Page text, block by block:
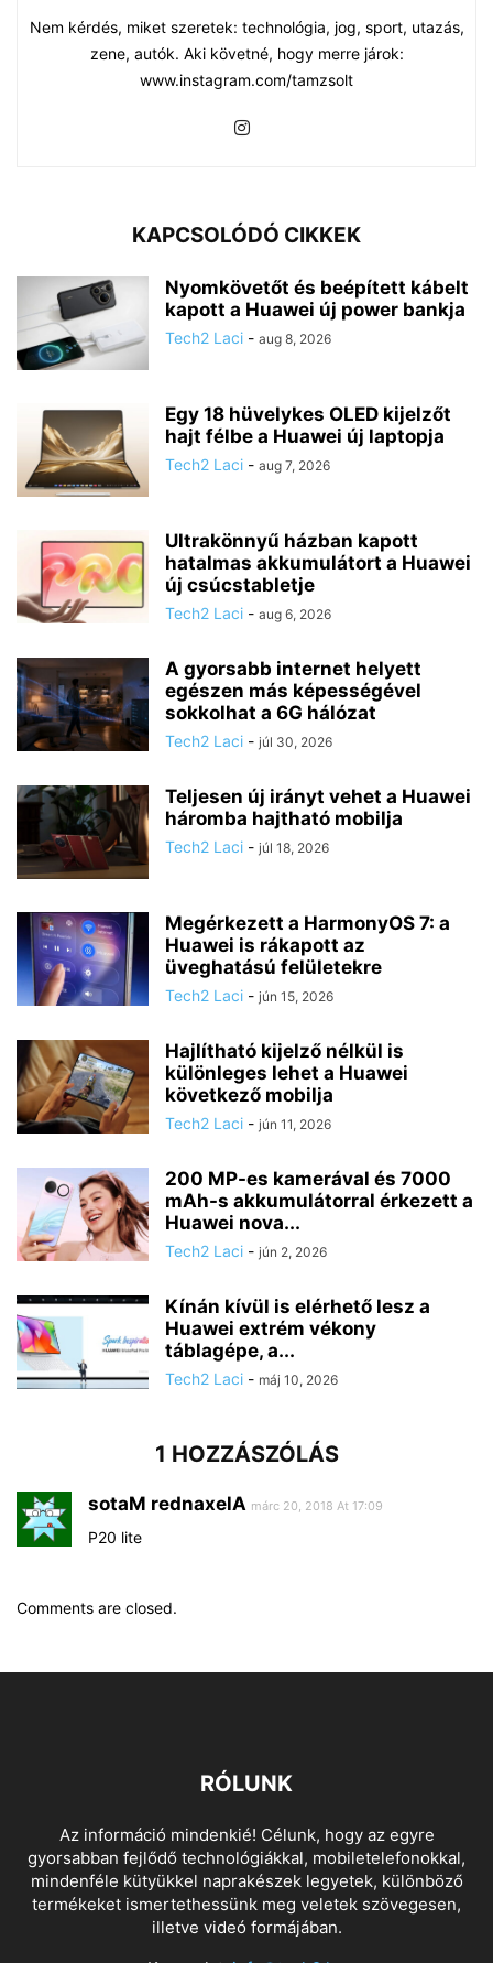
Nem kérdés, miket szeretek: technológia, jog, sport, utazás,
zene, autók. Aki követné, hogy merre járok:
www.instagram.com/tamzsolt
KAPCSOLÓDÓ CIKKEK
Nyomkövetőt és beépített kábelt
kapott a Huawei új power bankja
Tech2 Laci - aug 8, 2026
Egy 18 hüvelykes OLED kijelzőt
hajt félbe a Huawei új laptopja
Tech2 Laci - aug 7, 2026
Ultrakönnyű házban kapott
hatalmas akkumulátort a Huawei
új csúcstabletje
Tech2 Laci - aug 6, 2026
A gyorsabb internet helyett
egészen más képességével
sokkolhat a 6G hálózat
Tech2 Laci - júl 30, 2026
Teljesen új irányt vehet a Huawei
háromba hajtható mobilja
Tech2 Laci - júl 18, 2026
Megérkezett a HarmonyOS 7: a
Huawei is rákapott az
üveghatású felületekre
Tech2 Laci - jún 15, 2026
Hajlítható kijelző nélkül is
különleges lehet a Huawei
következő mobilja
Tech2 Laci - jún 11, 2026
200 MP-es kamerával és 7000
mAh-s akkumulátorral érkezett a
Huawei nova...
Tech2 Laci - jún 2, 2026
Kínán kívül is elérhető lesz a
Huawei extrém vékony
táblagépe, a...
Tech2 Laci - máj 10, 2026
1 HOZZÁSZÓLÁS
sotaM rednaxelA márc 20, 2018 At 17:09
P20 lite
Comments are closed.
RÓLUNK
Az információ mindenkié! Célunk, hogy az egyre
gyorsabban fejlődő technológiákkal, mobiletelefonokkal,
mindenféle kütyükkel naprakészek legyetek, különböző
termékeket ismertethessünk meg veletek szövegesen,
illetve videó formájában.